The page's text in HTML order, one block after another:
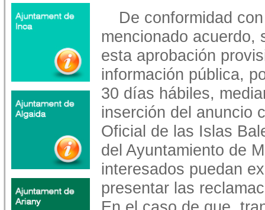
De conformidad
mencionado acuerdo,
esta aprobación
información pública,
30 días hábiles,
inserción del anuncio
Oficial de las Islas
del Ayuntamiento de
interesados puedan
presentar las